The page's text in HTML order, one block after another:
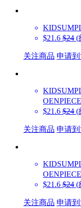
$21.6 $24 (
关注商品 申请
$21.6 $24 (
关注商品 申请
$21.6 $24 (
关注商品 申请